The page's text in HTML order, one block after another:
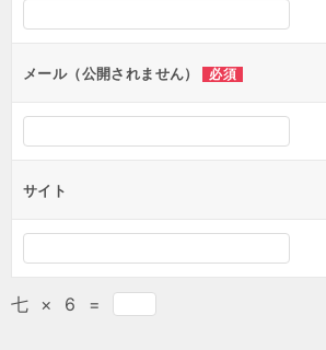
ョ
ンメール（公開されません） 必須
サイト
七 × 6 =